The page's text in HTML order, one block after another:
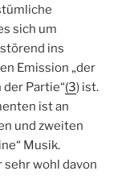
sich um
ins
Emission „der
der Partie“(3) ist.
ist an
und zweiten
Musik.
sehr wohl davon